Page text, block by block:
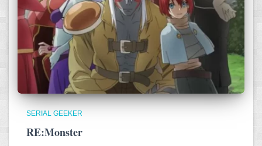
SERIAL GEEKER
RE:Monster